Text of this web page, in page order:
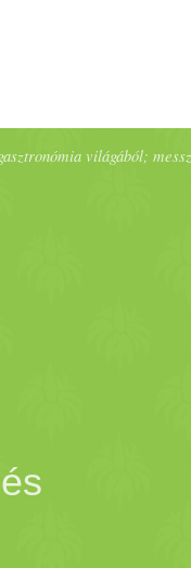
világából;